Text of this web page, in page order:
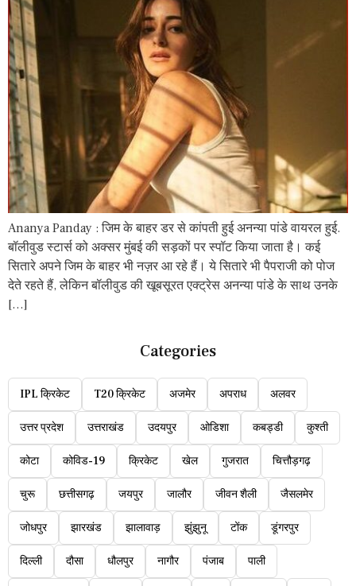
Ananya Panday : जिम के बाहर डर से कांपती हुई अनन्या पांडे वायरल हुई.
बॉलीवुड स्टार्स को अक्सर मुंबई की सड़कों पर स्पॉट किया जाता है। कई
सितारे अपने जिम के बाहर भी नज़र आ रहे हैं। ये सितारे भी पैपराजी को पोज
देते रहते हैं, लेकिन बॉलीवुड की खूबसूरत एक्ट्रेस अनन्या पांडे के साथ उनके
[…]
Categories
IPL क्रिकेट T20 क्रिकेट अजमेर अपराध अलवर
उत्तर प्रदेश उत्तराखंड उदयपुर ओडिशा कबड्डी कुश्ती
कोटा कोविड-19 क्रिकेट खेल गुजरात चित्तौड़गढ़
चुरू छत्तीसगढ़ जयपुर जालौर जीवन शैली जैसलमेर
जोधपुर झारखंड झालावाड़ झुंझुनू टोंक डूंगरपुर
दिल्ली दौसा धौलपुर नागौर पंजाब पाली